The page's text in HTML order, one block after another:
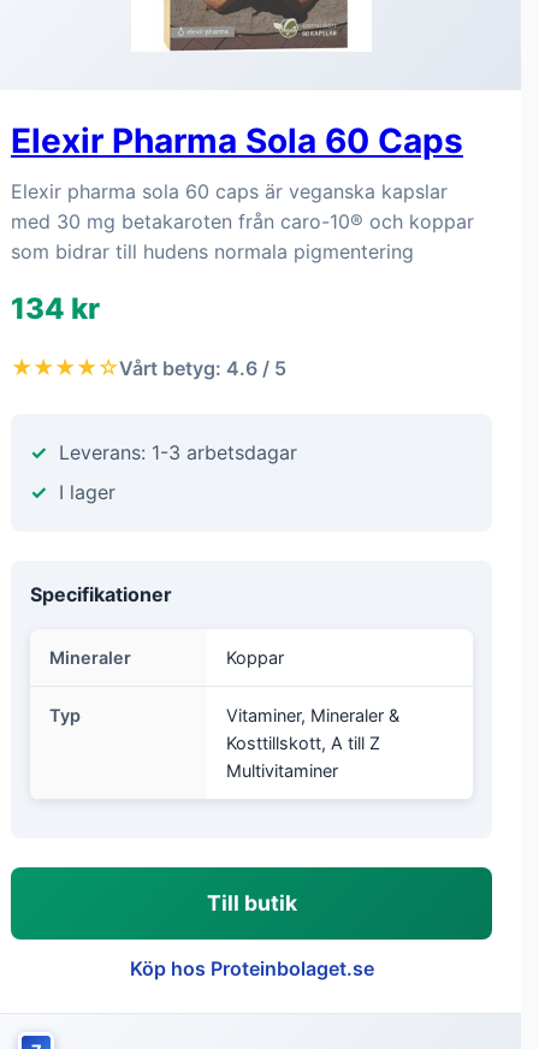
Elexir Pharma Sola 60 Caps
Elexir pharma sola 60 caps är veganska kapslar
med 30 mg betakaroten från caro-10® och koppar
som bidrar till hudens normala pigmentering
134 kr
★★★★☆Vårt betyg: 4.6 / 5
Leverans: 1-3 arbetsdagar
I lager
Specifikationer
Mineraler Koppar
Typ
Vitaminer, Mineraler &
Kosttillskott, A till Z
Multivitaminer
Till butik
Köp hos Proteinbolaget.se